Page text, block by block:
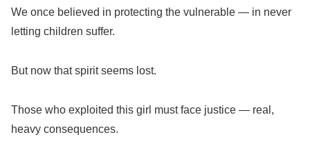
We once believed in protecting the vulnerable — in never
letting children suffer.
But now that spirit seems lost.
Those who exploited this girl must face justice — real,
heavy consequences.